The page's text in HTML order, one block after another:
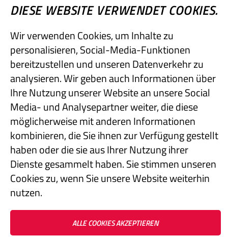
DIESE WEBSITE VERWENDET COOKIES.
Wir verwenden Cookies, um Inhalte zu
personalisieren, Social-Media-Funktionen
bereitzustellen und unseren Datenverkehr zu
analysieren. Wir geben auch Informationen über
Ihre Nutzung unserer Website an unsere Social
Media- und Analysepartner weiter, die diese
möglicherweise mit anderen Informationen
kombinieren, die Sie ihnen zur Verfügung gestellt
haben oder die sie aus Ihrer Nutzung ihrer
Dienste gesammelt haben. Sie stimmen unseren
Cookies zu, wenn Sie unsere Website weiterhin
nutzen.
ALLE COOKIES AKZEPTIEREN
Lehmann-UMT GmbH
Jocketa - Kurze Straße 3
08543 Pöhl
Telefon: +49 37439 7440
E-Mail: info@lehmann-umt.de
Vertreten durch Geschäftsführer Titus Lehmann
Handelsregister: HRB 3086
Ust-ID-Nr.: DE141243847
Impressum
Datenschutz